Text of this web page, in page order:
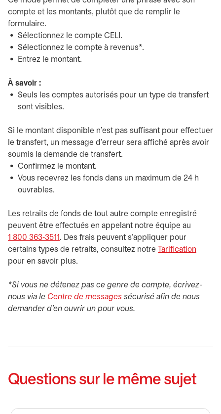
compte et les montants, plutôt que de remplir le
formulaire.
Sélectionnez le compte CELI.
Sélectionnez le compte à revenus*.
Entrez le montant.
À savoir :
Seuls les comptes autorisés pour un type de transfert
sont visibles.
Si le montant disponible n'est pas suffisant pour effectuer
le transfert, un message d'erreur sera affiché après avoir
soumis la demande de transfert.
Confirmez le montant.
Vous recevrez les fonds dans un maximum de 24 h
ouvrables.
Les retraits de fonds de tout autre compte enregistré
peuvent être effectués en appelant notre équipe au
1 800 363‑3511 . Des frais peuvent s'appliquer pour
certains types de retraits, consultez notre
Tarification
pour en savoir plus.
*Si vous ne détenez pas ce genre de compte, écrivez-
nous via le Centre de messages s’ouvre dans un nouvel
sécurisé afin de nous
demander d'en ouvrir un pour vous.
Questions sur le même sujet